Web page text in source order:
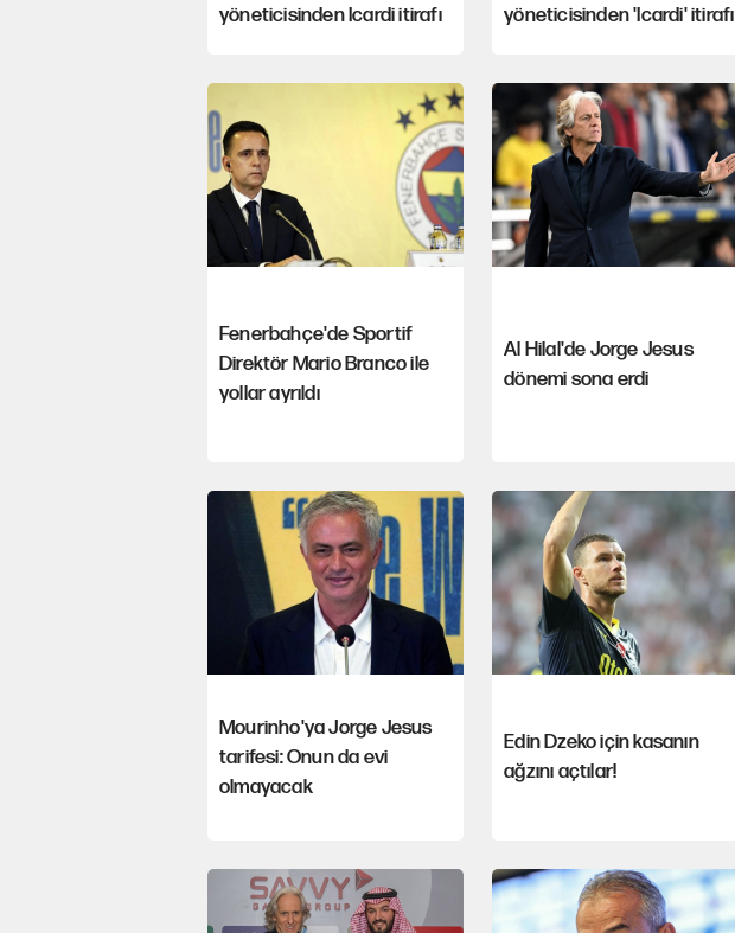
yöneticisinden Icardi itirafı yöneticisinden 'Icardi' itirafı
Fenerbahçe'de Sportif
Direktör Mario Branco ile
yollar ayrıldı
Al Hilal'de Jorge Jesus
dönemi sona erdi
Mourinho'ya Jorge Jesus
tarifesi: Onun da evi
olmayacak
Edin Dzeko için kasanın
ağzını açtılar!